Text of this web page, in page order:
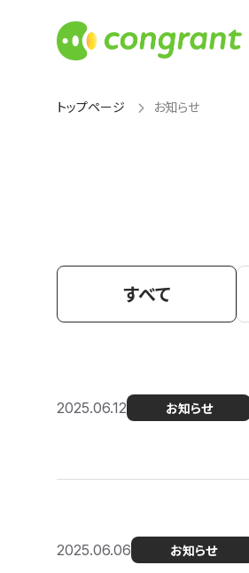
トップページ お知らせ
すべて
2025.06.12 お知らせ
2025.06.06 お知らせ